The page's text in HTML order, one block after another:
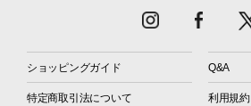
ショッピングガイド Q&A
特定商取引法について 利用規約